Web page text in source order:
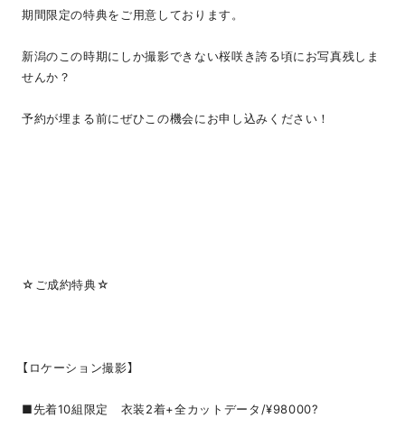
期間限定の特典をご用意しております。
新潟のこの時期にしか撮影できない桜咲き誇る頃にお写真残しま
せんか？
予約が埋まる前にぜひこの機会にお申し込みください！
☆ご成約特典☆
【ロケーション撮影】
■先着10組限定 衣装2着+全カットデータ/¥98000?